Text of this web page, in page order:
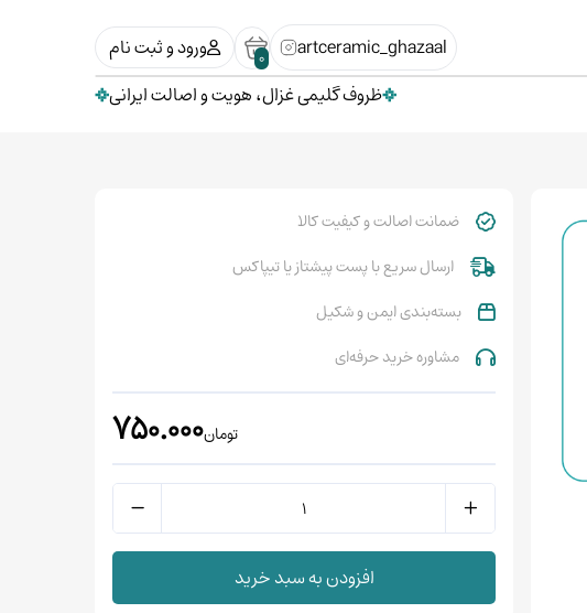
artceramic_ghazaal
0
ورود و ثبت نام
ظروف گلیمی غزال، هویت و اصالت ایرانی
ضمانت اصالت و کیفیت کالا
ارسال سریع با پست پیشتاز یا تیپاکس
بسته‌بندی ایمن و شکیل
مشاوره خرید حرفه‌ای
تومان750.000
افزودن به سبد خرید